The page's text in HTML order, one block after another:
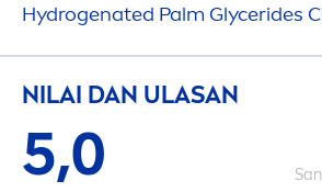
Hydrogenated Palm Glycerides
NILAI DAN ULASAN
5,0